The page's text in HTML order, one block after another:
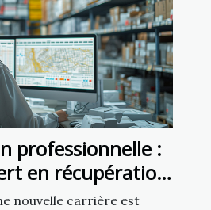
professionnelle :
en récupération
nouvelle carrière est